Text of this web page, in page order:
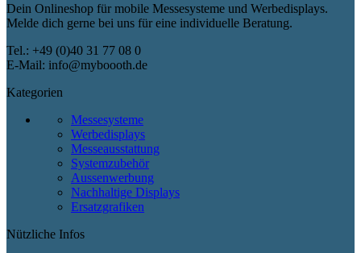
Dein Onlineshop für mobile Messesysteme und Werbedisplays.
Melde dich gerne bei uns für eine individuelle Beratung.
Tel.: +49 (0)40 31 77 08 0
E-Mail: info@myboooth.de
Kategorien
Messesysteme
Werbedisplays
Messeausstattung
Systemzubehör
Aussenwerbung
Nachhaltige Displays
Ersatzgrafiken
Nützliche Infos